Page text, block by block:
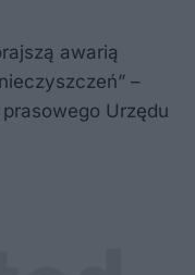
awarią
–
Urzędu